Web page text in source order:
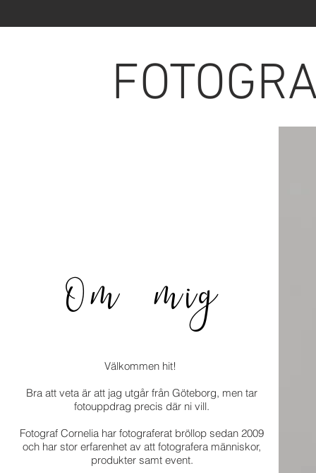
Om mig
Välkommen hit!
Bra att veta är att jag utgår från Göteborg, men tar
fotouppdrag precis där ni vill.
Fotograf Cornelia har fotograferat bröllop sedan 2009
och har stor erfarenhet av att fotografera människor,
produkter samt event.